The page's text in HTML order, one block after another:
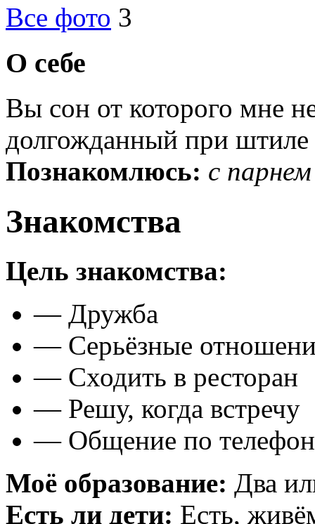
Все фото 3
О себе
Вы сон от которого мне
долгожданный при штиле
Познакомлюсь: с
Знакомства
Цель знакомства:
— Дружба
— Серьёзные
— Сходить в ресторан
— Решу, когда встречу
— Общение по
Моё образование: Два
Есть ли дети: Есть,